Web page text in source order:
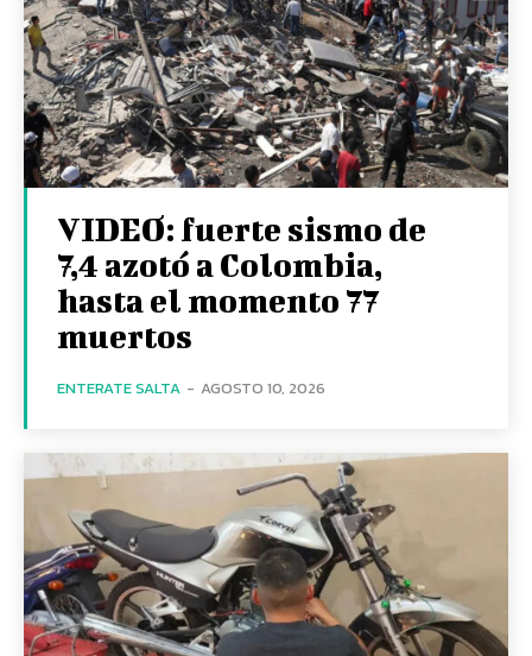
VIDEO: fuerte sismo de
7,4 azotó a Colombia,
hasta el momento 77
muertos
ENTERATE SALTA - AGOSTO 10, 2026